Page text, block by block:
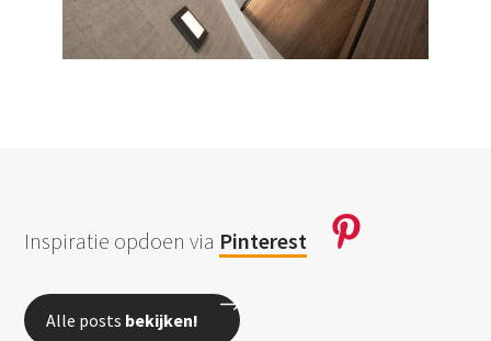
Inspiratie opdoen via Pinterest
Alle posts bekijken!